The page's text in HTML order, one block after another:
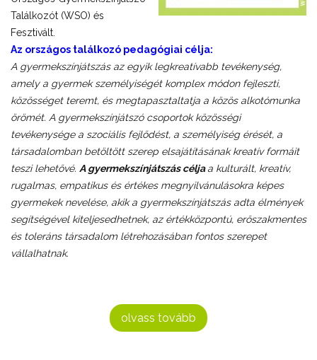
Találkozót (WSO) és
Fesztivált.
Az országos találkozó pedagógiai célja:
A gyermekszínjátszás az egyik legkreatívabb tevékenység,
amely a gyermek személyiségét komplex módon fejleszti,
közösséget teremt, és megtapasztaltatja a közös alkotómunka
örömét. A gyermekszínjátszó csoportok közösségi
tevékenysége a szociális fejlődést, a személyiség érését, a
társadalomban betöltött szerep elsajátításának kreatív formáit
teszi lehetővé. A gyermekszínjátszás céljaa kulturált, kreatív,
rugalmas, empatikus és értékes megnyilvánulásokra képes
gyermekek nevelése, akik a gyermekszínjátszás adta élmények
segítségével kiteljesedhetnek, az értékközpontú, erőszakmentes
és toleráns társadalom létrehozásában fontos szerepet
vállalhatnak.
olvass tovább